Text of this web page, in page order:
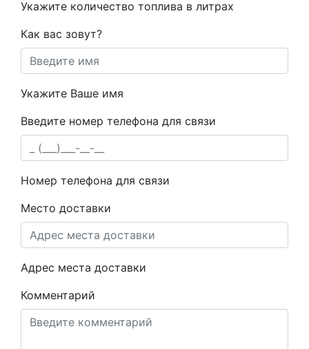
Укажите количество топлива в литрах
Как вас зовут?
Укажите Ваше имя
Введите номер телефона для связи
Номер телефона для связи
Место доставки
Адрес места доставки
Комментарий